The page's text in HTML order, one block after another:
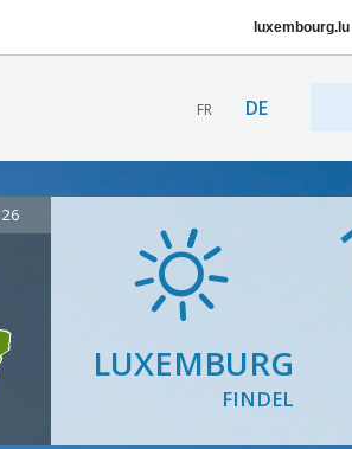
luxembourg.lu
FR DE
LUXEMBURG
FINDEL